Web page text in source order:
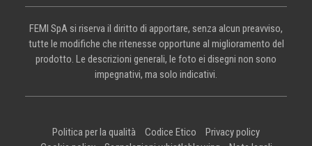
FEMI SpA si riserva il diritto di apportare, senza alcun preavviso,
tutte le modifiche che ritenesse opportune al miglioramento del
prodotto. Le descrizioni generali, le foto ei disegni non sono
impegnativi, ma solo indicativi.
Politica per la qualità Codice Etico
Privacy policy